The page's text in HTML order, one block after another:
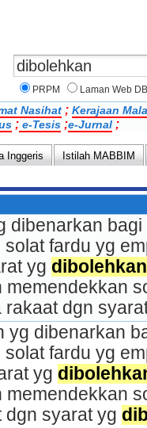
PRPM Laman Web
Nasihat ; Kerajaan
; e-Tesis ;e-Jurnal ;
Inggeris
Istilah MABBIM
dibenarkan
fardu yg
yg dibolehkan
memendekkan
rakaat dgn
yg dibenarkan
fardu yg
yg
memendekkan
dgn syarat yg